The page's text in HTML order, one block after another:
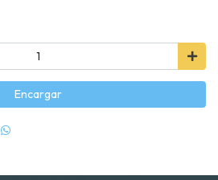
Encargar